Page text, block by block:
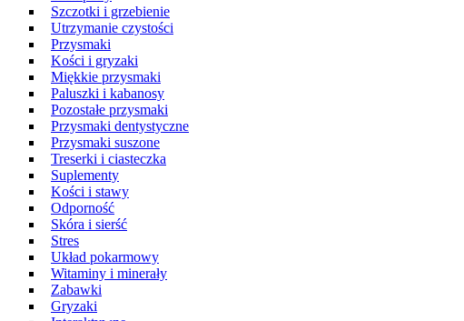
Szczotki i grzebienie
Utrzymanie czystości
Przysmaki
Kości i gryzaki
Miękkie przysmaki
Paluszki i kabanosy
Pozostałe przysmaki
Przysmaki dentystyczne
Przysmaki suszone
Treserki i ciasteczka
Suplementy
Kości i stawy
Odporność
Skóra i sierść
Stres
Układ pokarmowy
Witaminy i minerały
Zabawki
Gryzaki